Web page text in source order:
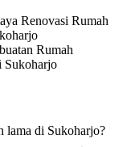
Renovasi Rumah
Rumah
Sukoharjo
lama di Sukoharjo?